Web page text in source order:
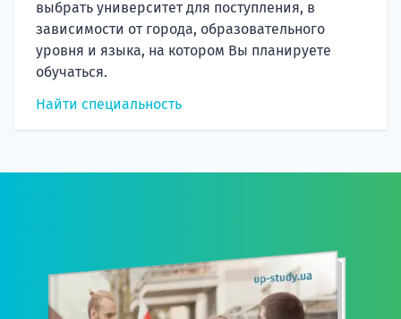
выбрать университет для поступления, в
зависимости от города, образовательного
уровня и языка, на котором Вы планируете
обучаться.
Найти специальность